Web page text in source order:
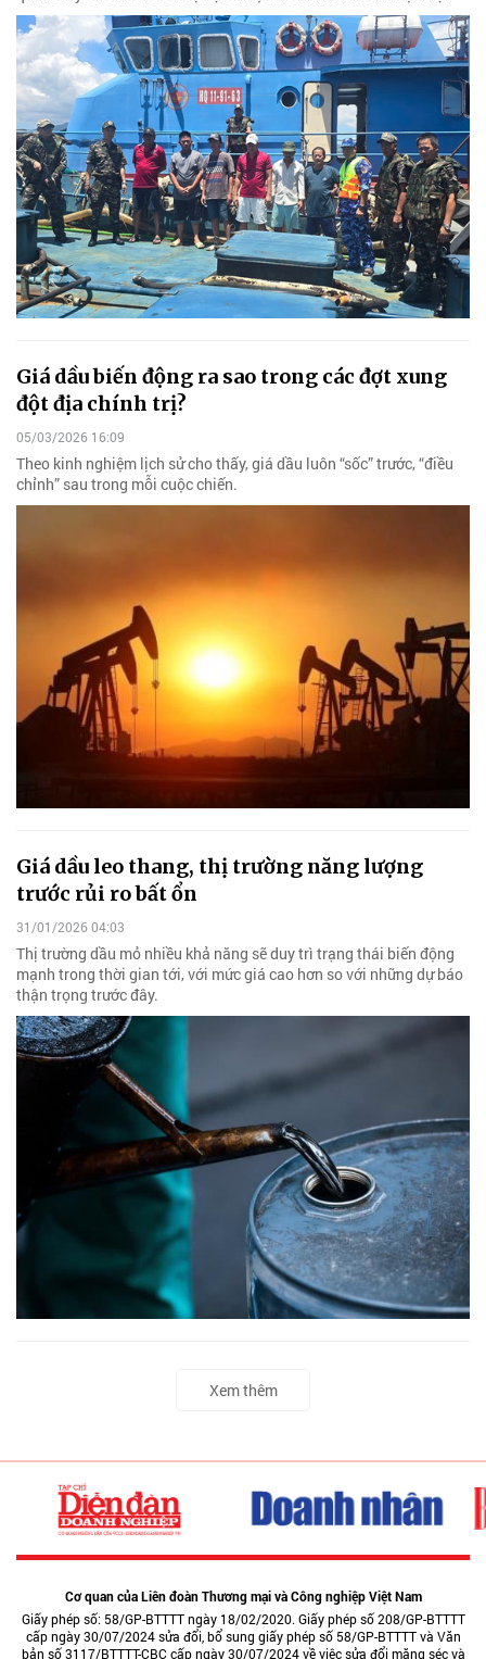
Giá dầu biến động ra sao trong các đợt xung
đột địa chính trị?
05/03/2026 16:09
Theo kinh nghiệm lịch sử cho thấy, giá dầu luôn “sốc” trước, “điều
chỉnh” sau trong mỗi cuộc chiến.
Giá dầu leo thang, thị trường năng lượng
trước rủi ro bất ổn
31/01/2026 04:03
Thị trường dầu mỏ nhiều khả năng sẽ duy trì trạng thái biến động
mạnh trong thời gian tới, với mức giá cao hơn so với những dự báo
thận trọng trước đây.
Xem thêm
Cơ quan của Liên đoàn Thương mại và Công nghiệp Việt Nam
Giấy phép số: 58/GP-BTTTT ngày 18/02/2020. Giấy phép số 208/GP-BTTTT
cấp ngày 30/07/2024 sửa đổi, bổ sung giấy phép số 58/GP-BTTTT và Văn
bản số 3117/BTTTT-CBC cấp ngày 30/07/2024 về việc sửa đổi măng séc và